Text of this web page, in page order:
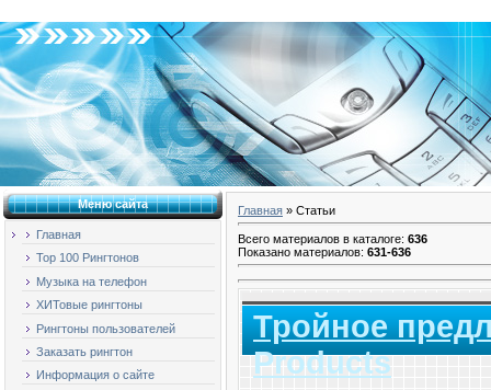
Меню сайта
Главная
Top 100 Рингтонов
Музыка на телефон
ХИТовые рингтоны
Рингтоны пользователей
Заказать рингтон
Информация о сайте
Главная » Статьи
Всего материалов в каталоге: 636
Показано материалов: 631-636
Тройное
Products